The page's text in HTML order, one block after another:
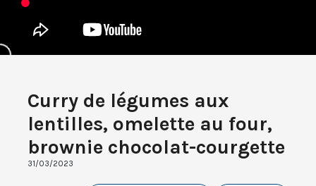
Curry de légumes aux
lentilles, omelette au four,
brownie chocolat-courgette
31/03/2023